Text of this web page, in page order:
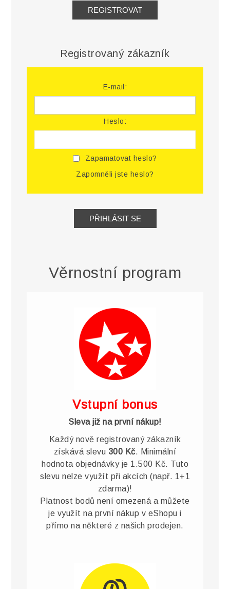
Registrovaný zákazník
E-mail:
Heslo:
Zapamatovat heslo?
Zapomněli jste heslo?
Věrnostní program
Vstupní bonus
Sleva již na první nákup!
Každý nově registrovaný zákazník
získává slevu 300 Kč. Minimální
hodnota objednávky je 1.500 Kč. Tuto
slevu nelze využít při akcích (např. 1+1
zdarma)!
Platnost bodů není omezená a můžete
je využít na první nákup v eShopu i
přímo na některé z našich prodejen.